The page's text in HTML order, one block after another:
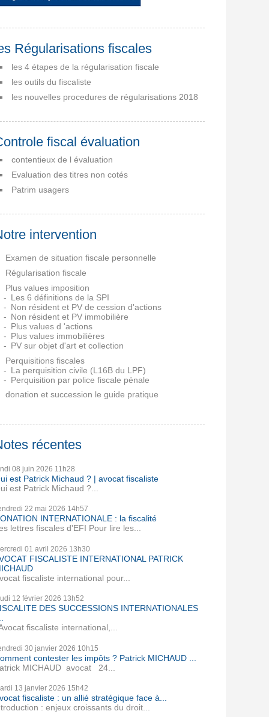
Régularisations fiscales
les 4 étapes de la régularisation fiscale
les outils du fiscaliste
les nouvelles procedures de régularisations 2018
fiscal évaluation
contentieux de l évaluation
Evaluation des titres non cotés
Patrim usagers
intervention
Examen de situation fiscale personnelle
Régularisation fiscale
Plus values imposition
Les 6 définitions de la SPI
Non résident et PV de cession d'actions
Non résident et PV immobilière
Plus values d 'actions
Plus values immobilières
PV sur objet d'art et collection
Perquisitions fiscales
La perquisition civile (L16B du LPF)
Perquisition par police fiscale pénale
donation et succession le guide pratique
récentes
08 juin 2026 11h28
est Patrick Michaud ? | avocat fiscaliste
est Patrick Michaud ?...
22 mai 2026 14h57
INTERNATIONALE : la fiscalité
lettres fiscales d'EFI Pour lire les...
01 avril 2026 13h30
FISCALISTE INTERNATIONAL PATRICK
fiscaliste international pour...
12 février 2026 13h52
DES SUCCESSIONS INTERNATIONALES
fiscaliste international,...
30 janvier 2026 10h15
contester les impôts ? Patrick MICHAUD ...
MICHAUD avocat 24...
13 janvier 2026 15h42
fiscaliste : un allié stratégique face à...
: enjeux croissants du droit...